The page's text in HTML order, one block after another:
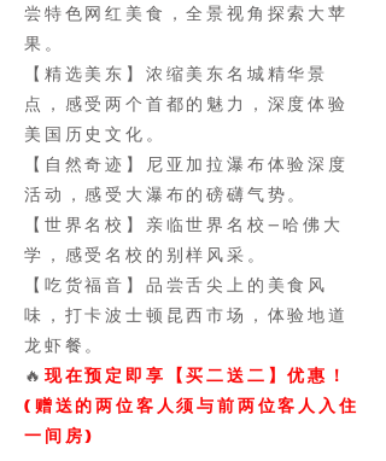
尝特色网红美食，全景视角探索大苹
果。
【精选美东】浓缩美东名城精华景
点，感受两个首都的魅力，深度体验
美国历史文化。
【自然奇迹】尼亚加拉瀑布体验深度
活动，感受大瀑布的磅礴气势。
【世界名校】亲临世界名校—哈佛大
学，感受名校的别样风采。
【吃货福音】品尝舌尖上的美食风
味，打卡波士顿昆西市场，体验地道
龙虾餐。
​​🔥 现在预定即享【买二送二】优惠！
(赠送的两位客人须与前两位客人入住
一间房)